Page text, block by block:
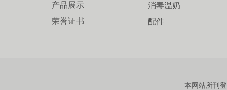
本网站所刊
产品展示
荣誉证书
消毒温奶
配件